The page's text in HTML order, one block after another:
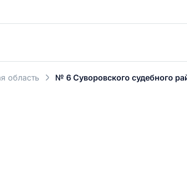
область № 6 Суворовского судебного